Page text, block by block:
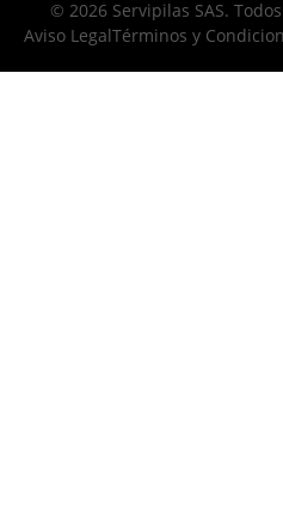
© 2026 Servipilas SAS.
Aviso LegalTérminos y